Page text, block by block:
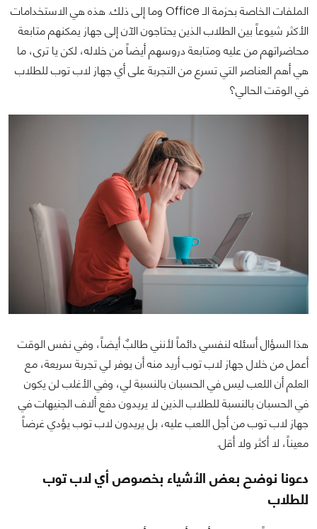
الملفات الخاصة بحزمة الـ Office وما إلى ذلك. هذه هي الاستخدامات
الأكثر شيوعاً بين الطلاب الذين يحتاجون الآن إلى جهاز يمكنهم متابعة
محاضراتهم من عليه ومتابعة دروسهم أيضاً من خلاله، لكن يا ترى، ما
هي أهم العناصر التي تسرع من التجربة على أي جهاز لاب توب للطلاب
في الوقت الحالي؟
هذا السؤال أسئله لنفسي دائماً لأنني طالبٌ أيضاً، وفي نفس الوقت
أعمل من خلال جهاز لاب توب أريد منه أن يوفر لي تجربة سريعة، مع
العلم أن اللعب ليس في الحسبان بالنسبة لي، وفي الأغلب لن يكون
في الحسبان بالنسبة للطلاب الذين لا يريدون دفع ألاف الجنيهات في
جهاز لاب توب من أجل اللعب عليه، بل يريدون لاب توب يؤدي غرضاً
معيناً، لا أكثر ولا أقل.
دعونا نوضح بعض الأشياء بخصوص أي لاب توب
للطلاب